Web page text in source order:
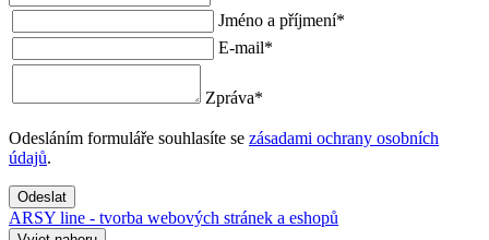
Jméno a příjmení*
E-mail*
Zpráva*
Odesláním formuláře souhlasíte se zásadami ochrany osobních
údajů.
Odeslat
ARSY line - tvorba webových stránek a eshopů